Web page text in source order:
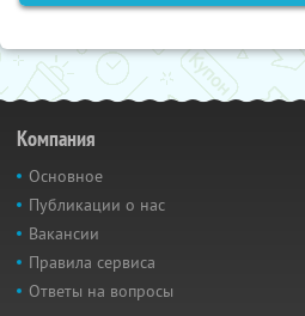
Компания
Основное
Публикации о нас
Вакансии
Правила сервиса
Ответы на вопросы